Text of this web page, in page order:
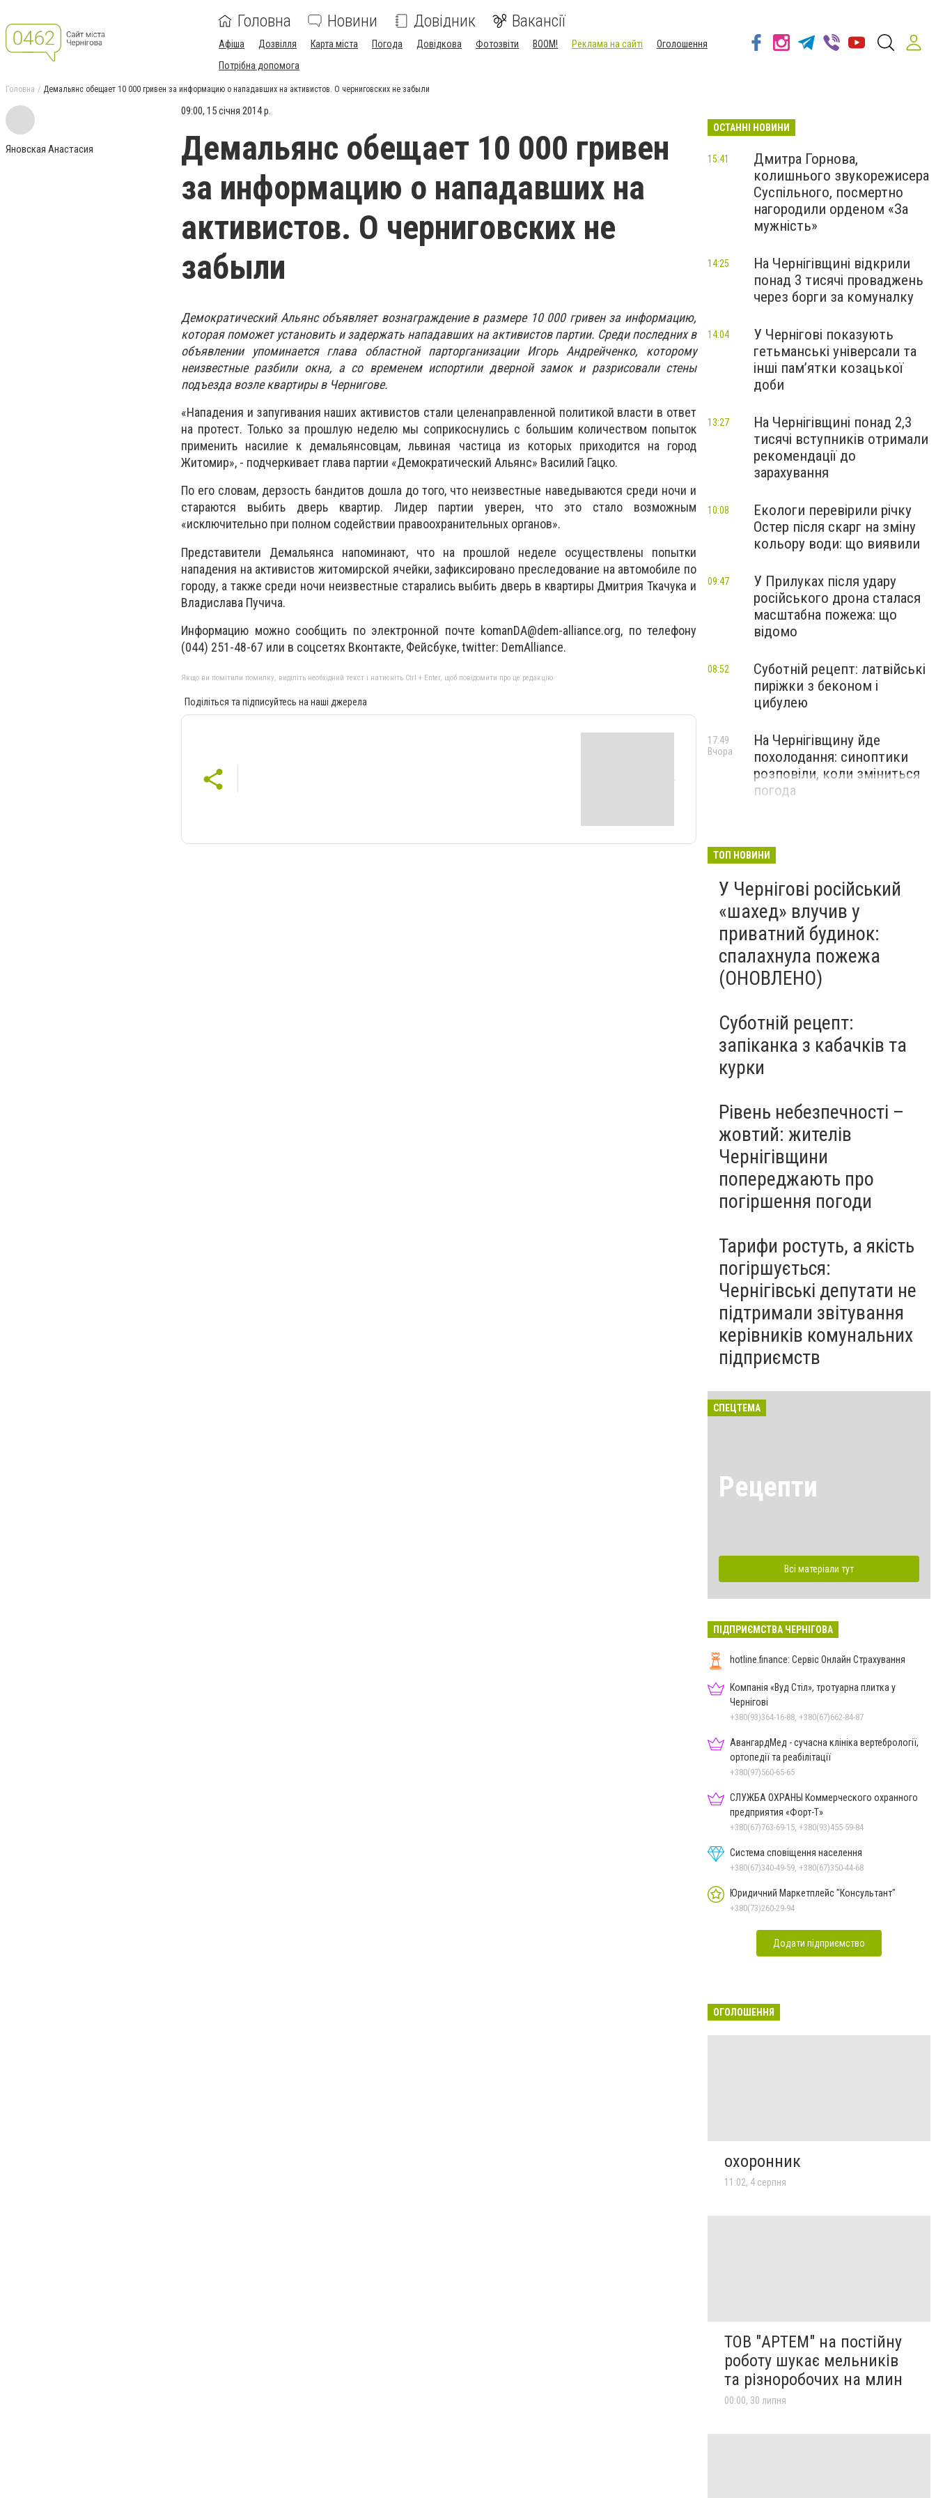
Головна Новини Довідник Вакансії
Афіша Дозвілля Карта міста Погода Довідкова Фотозвіти BOOM! Реклама на сайті
Оголошення
Потрібна допомога
Головна Демальянс обещает 10 000 гривен за информацию о нападавших на активистов. О черниговских не забыли
Яновская Анастасия
09:00, 15 січня 2014 р.
Демальянс обещает 10 000 гривен
за информацию о нападавших на
активистов. О черниговских не
забыли
Демократический Альянс объявляет вознаграждение в размере 10 000 гривен за информацию,
которая поможет установить и задержать нападавших на активистов партии. Среди последних в
объявлении упоминается глава областной парторганизации Игорь Андрейченко, которому
неизвестные разбили окна, а со временем испортили дверной замок и разрисовали стены
подъезда возле квартиры в Чернигове.
«Нападения и запугивания наших активистов стали целенаправленной политикой власти в ответ
на протест. Только за прошлую неделю мы соприкоснулись с большим количеством попыток
применить насилие к демальянсовцам, львиная частица из которых приходится на город
Житомир», - подчеркивает глава партии «Демократический Альянс» Василий Гацко.
По его словам, дерзость бандитов дошла до того, что неизвестные наведываются среди ночи и
стараются выбить дверь квартир. Лидер партии уверен, что это стало возможным
«исключительно при полном содействии правоохранительных органов».
Представители Демальянса напоминают, что на прошлой неделе осуществлены попытки
нападения на активистов житомирской ячейки, зафиксировано преследование на автомобиле по
городу, а также среди ночи неизвестные старались выбить дверь в квартиры Дмитрия Ткачука и
Владислава Пучича.
Информацию можно сообщить по электронной почте komanDA@dem-allіance.org, по телефону
(044) 251-48-67 или в соцсетях Вконтакте, Фейсбуке, twіtter: DemAllіance.
Якщо ви помітили помилку, виділіть необхідний текст і натисніть Ctrl + Enter, щоб повідомити про це редакцію
Поділіться та підписуйтесь на наші джерела
ОСТАННІ НОВИНИ
Дмитра Горнова,
колишнього звукорежисера
Суспільного, посмертно
нагородили орденом «За
мужність»
15:41
На Чернігівщині відкрили
понад 3 тисячі проваджень
через борги за комуналку
14:25
У Чернігові показують
гетьманські універсали та
інші пам’ятки козацької
доби
14:04
На Чернігівщині понад 2,3
тисячі вступників отримали
рекомендації до
зарахування
13:27
Екологи перевірили річку
Остер після скарг на зміну
кольору води: що виявили
10:08
У Прилуках після удару
російського дрона сталася
масштабна пожежа: що
відомо
09:47
Суботній рецепт: латвійські
пиріжки з беконом і
цибулею
08:52
На Чернігівщину йде
похолодання: синоптики
розповіли, коли зміниться
погода
17:49
Вчора
ТОП НОВИНИ
У Чернігові російський
«шахед» влучив у
приватний будинок:
спалахнула пожежа
(ОНОВЛЕНО)
Суботній рецепт:
запіканка з кабачків та
курки
Рівень небезпечності –
жовтий: жителів
Чернігівщини
попереджають про
погіршення погоди
Тарифи ростуть, а якість
погіршується:
Чернігівські депутати не
підтримали звітування
керівників комунальних
підприємств
СПЕЦТЕМА
Рецепти
Всі матеріали тут
ПІДПРИЄМСТВА ЧЕРНІГОВА
hotline.finance: Сервіс Онлайн Страхування
Компанія «Вуд Стіл», тротуарна плитка у
Чернігові
+380(93)364-16-88, +380(67)662-84-87
АвангардМед - сучасна клініка вертебрології,
ортопедії та реабілітації
+380(97)560-65-65
СЛУЖБА ОХРАНЫ Коммерческого охранного
предприятия «Форт-Т»
+380(67)763-69-15, +380(93)455-59-84
Система сповіщення населення
+380(67)340-49-59, +380(67)350-44-68
Юридичний Маркетплейс "Консультант"
+380(73)260-29-94
Додати підприємство
ОГОЛОШЕННЯ
охоронник
11:02, 4 серпня
ТОВ "АРТЕМ" на постійну
роботу шукає мельників
та різноробочих на млин
00:00, 30 липня